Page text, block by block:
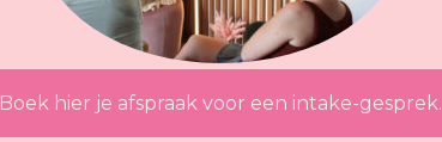
Boek hier je afspraak voor een intake-gesprek.